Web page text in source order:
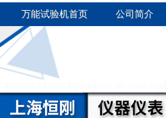
万能试验机首页 公司简介